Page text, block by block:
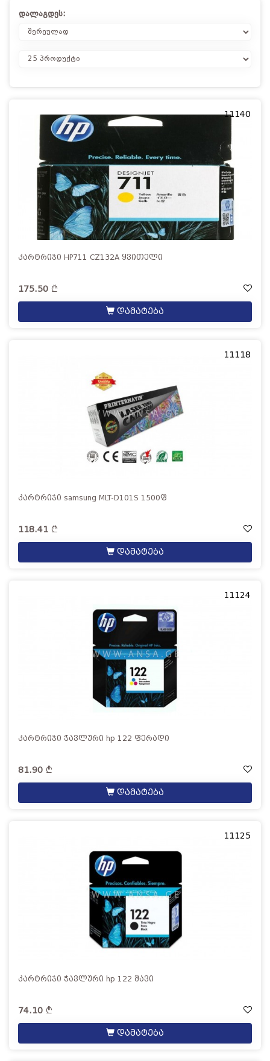
დალაგდეს:
11140
კარტრიჯი HP711 CZ132A ყვითელი
175.50
დამატება
11118
კარტრიჯი samsung MLT-D101S 1500ფ
118.41
დამატება
11124
კარტრიჯი ჭავლური hp 122 ფერადი
81.90
დამატება
11125
კარტრიჯი ჭავლური hp 122 შავი
74.10
დამატება